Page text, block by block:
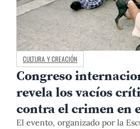
CULTURA Y CREACIÓN
Congreso
revela los vacíos
contra el crimen en
El evento, organizado por la